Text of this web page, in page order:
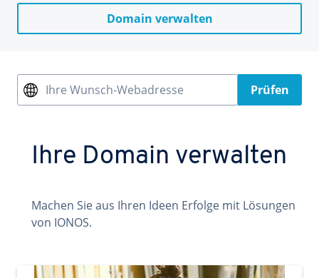
Domain verwalten
Ihre Wunsch-Webadresse Prüfen
Ihre Domain verwalten
Machen Sie aus Ihren Ideen Erfolge mit Lösungen
von IONOS.